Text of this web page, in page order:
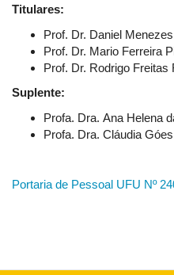
Titulares:
Prof. Dr. Daniel
Prof. Dr. Mario Ferreira
Prof. Dr. Rodrigo Freitas
Suplente:
Profa. Dra. Ana Helena
Profa. Dra. Cláudia
Portaria de Pessoal UFU Nº